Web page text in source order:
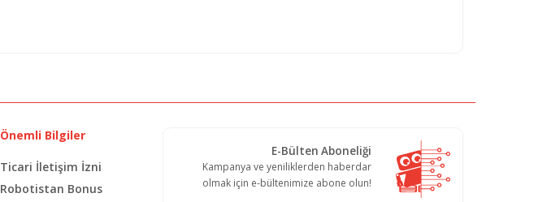
Önemli Bilgiler
Ticari İletişim İzni
Robotistan Bonus
E-Bülten Aboneliği
Kampanya ve yeniliklerden haberdar
olmak için e-bültenimize abone olun!